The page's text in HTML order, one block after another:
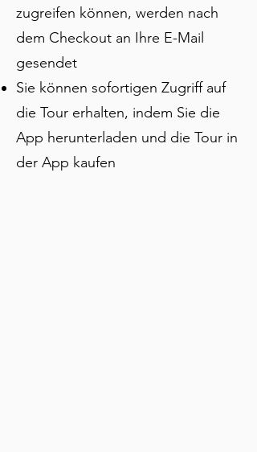
von Novigrad eingesperrt, und
Elisabeth wurde erdrosselt, Berichten
zufolge vor den Augen ihrer eigenen
Tochter. Nehmen Sie sich Zeit, die
Kirche zu erkunden, und wenn Sie
bereit sind, folgen Sie der Karte zu den
Stadtmauern, die unser nächster Halt
sind.
zugreifen können, werden nach
dem Checkout an Ihre E-Mail
gesendet
Sie können sofortigen Zugriff auf
die Tour erhalten, indem Sie die
App herunterladen und die Tour in
der App kaufen